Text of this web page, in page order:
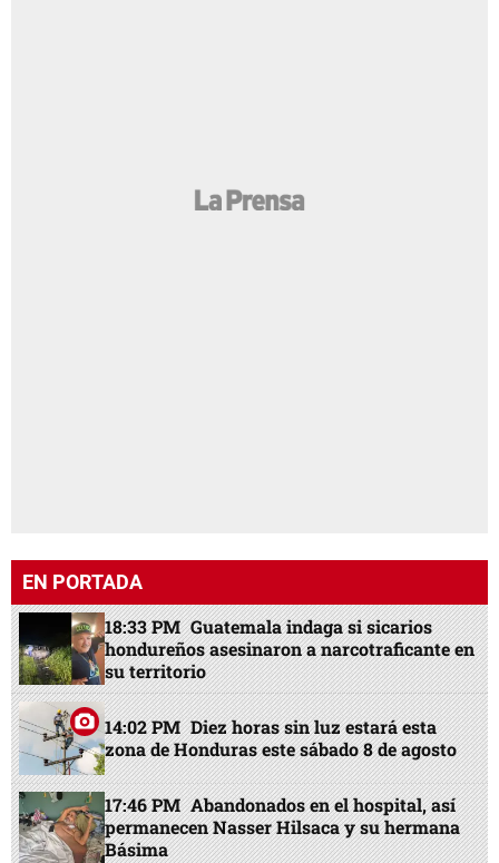
EN PORTADA
18:33 PM Guatemala indaga si sicarios
hondureños asesinaron a narcotraficante en
su territorio
14:02 PM Diez horas sin luz estará esta
zona de Honduras este sábado 8 de agosto
17:46 PM Abandonados en el hospital, así
permanecen Nasser Hilsaca y su hermana
Básima